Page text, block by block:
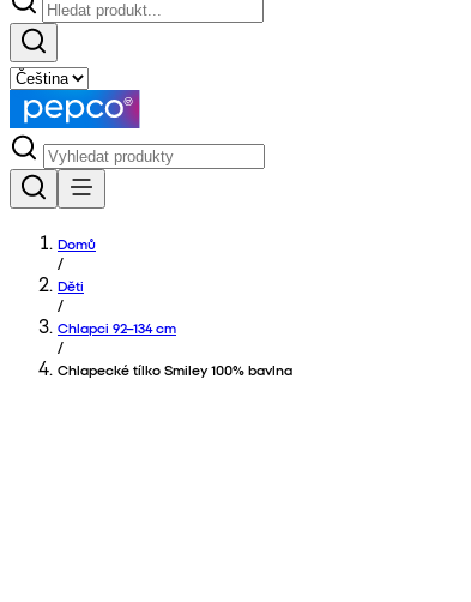
Domů
/
Děti
/
Chlapci 92–134 cm
/
Chlapecké tílko Smiley 100% bavlna